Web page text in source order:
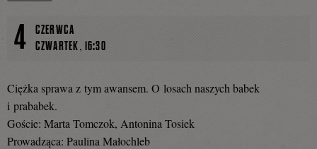
4
CZERWCA
CZWARTEK, 16:30
Ciężka sprawa z tym awansem. O losach naszych babek
i prababek.
Goście: Marta Tomczok, Antonina Tosiek
Prowadząca: Paulina Małochleb